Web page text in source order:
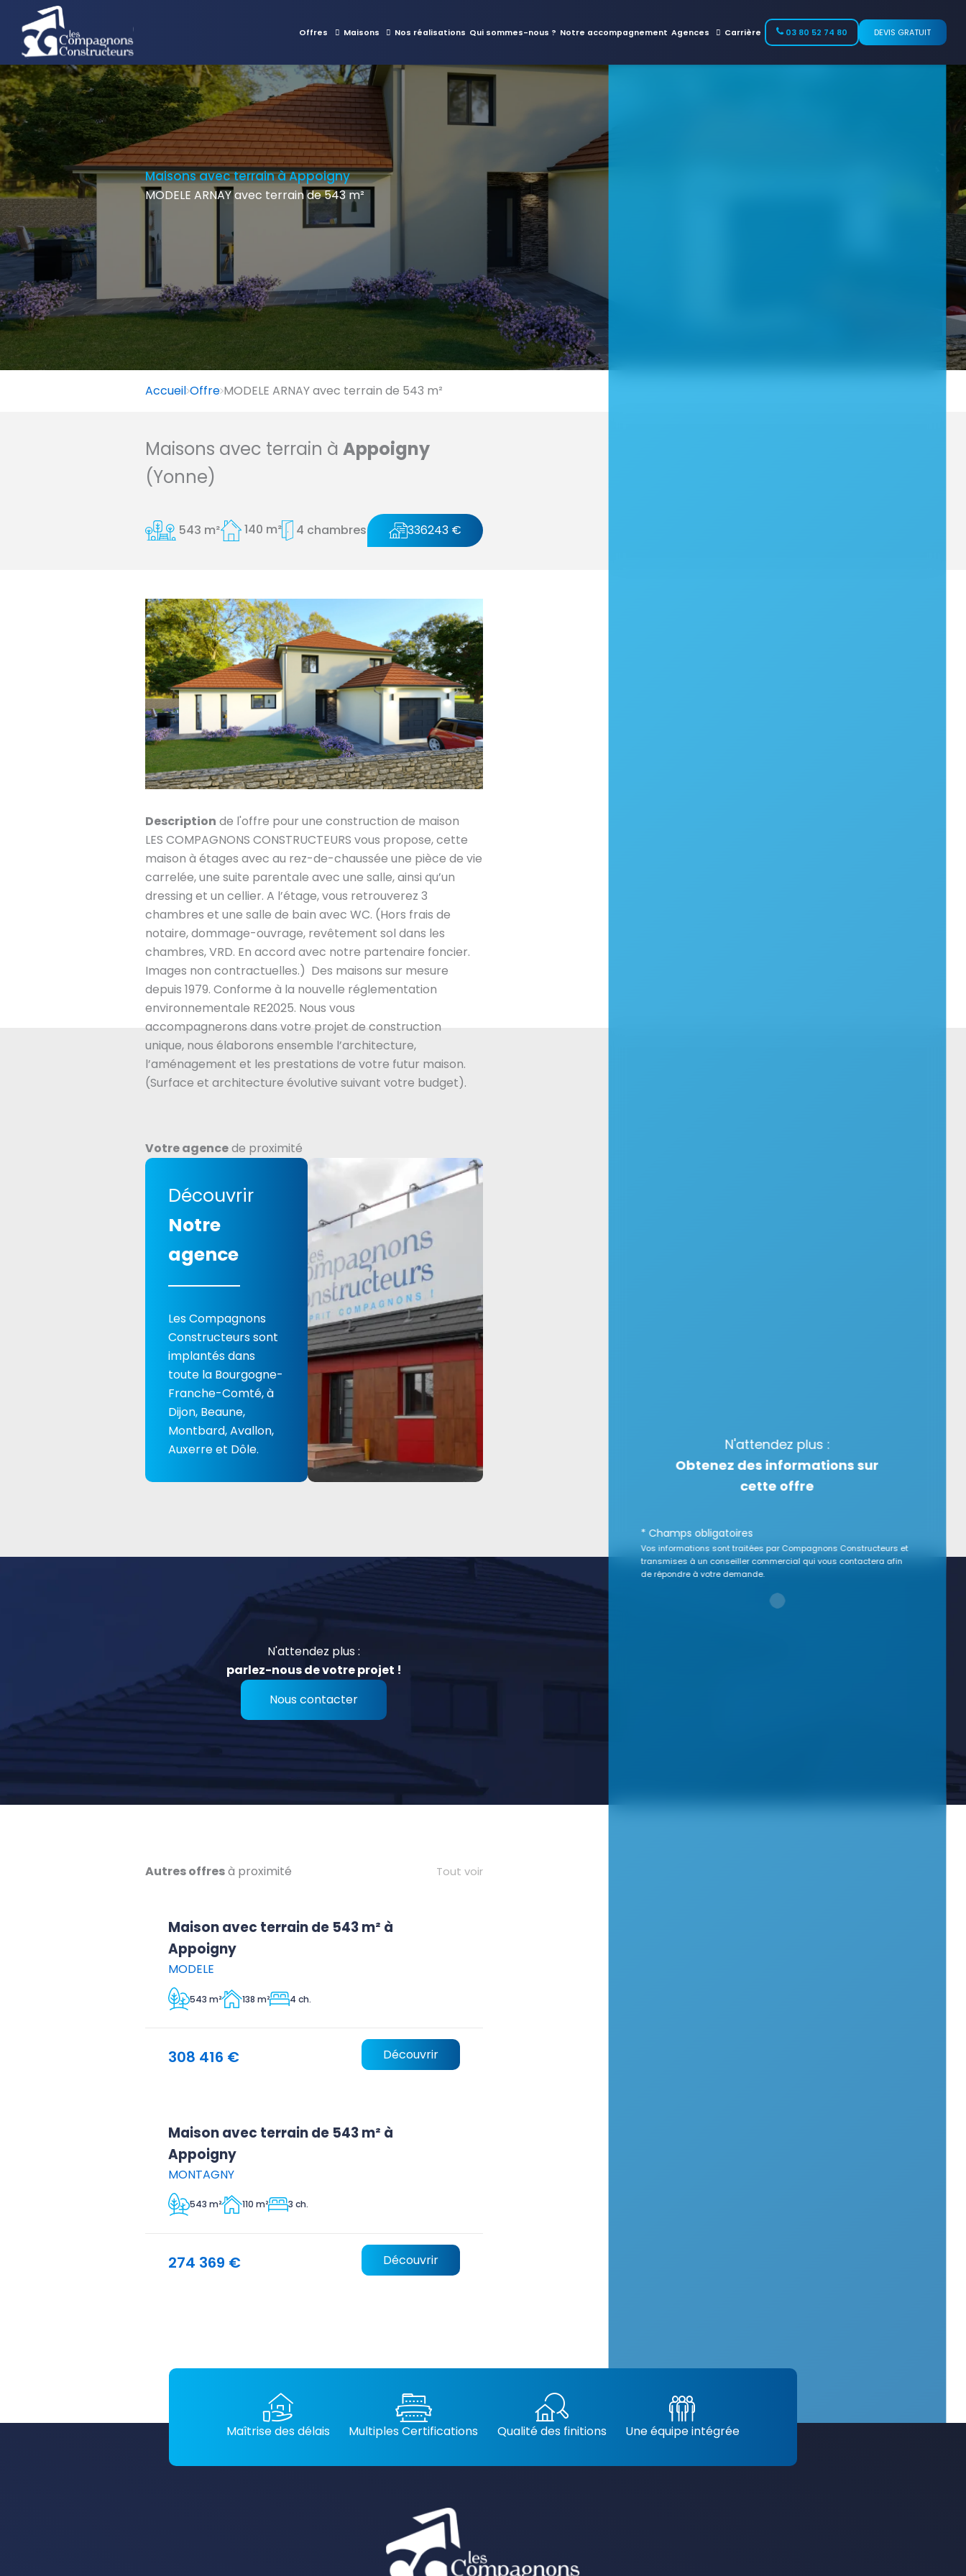
Offres Maisons Nos réalisations Qui sommes-nous ? Notre accompagnement Agences Carrière 03 80 52 74 80 DEVIS GRATUIT
Maisons avec terrain à Appoigny
MODELE ARNAY avec terrain de 543 m²
Accueil Offre MODELE ARNAY avec terrain de 543 m²
Maisons avec terrain à Appoigny
(Yonne)
543 m² 140 m² 4 chambres 336243 €
Description de l'offre pour une construction de maison
LES COMPAGNONS CONSTRUCTEURS vous propose, cette
maison à étages avec au rez-de-chaussée une pièce de vie
carrelée, une suite parentale avec une salle, ainsi qu’un
dressing et un cellier. A l’étage, vous retrouverez 3
chambres et une salle de bain avec WC. (Hors frais de
notaire, dommage-ouvrage, revêtement sol dans les
chambres, VRD. En accord avec notre partenaire foncier.
Images non contractuelles.) Des maisons sur mesure
depuis 1979. Conforme à la nouvelle réglementation
environnementale RE2025. Nous vous
accompagnerons dans votre projet de construction
unique, nous élaborons ensemble l’architecture,
l’aménagement et les prestations de votre futur maison.
(Surface et architecture évolutive suivant votre budget).
Votre agencede proximité
Découvrir
Notre
agence
Les Compagnons
Constructeurs sont
implantés dans
toute la Bourgogne-
Franche-Comté, à
Dijon, Beaune,
Montbard, Avallon,
Auxerre et Dôle.
N'attendez plus :
parlez-nous de votre projet !
Nous contacter
Autres offresà proximité Tout voir
Maison avec terrain de 543 m² à
Appoigny
MODELE
543 m² 138 m² 4 ch.
308 416 € Découvrir
Maison avec terrain de 543 m² à
Appoigny
MONTAGNY
543 m² 110 m² 3 ch.
274 369 € Découvrir
N'attendez plus :
Obtenez des informations sur
cette offre
* Champs obligatoires
Vos informations sont traitées par Compagnons Constructeurs et
transmises à un conseiller commercial qui vous contactera afin
de répondre à votre demande.
Maîtrise des délais Multiples Certifications Qualité des finitions Une équipe intégrée